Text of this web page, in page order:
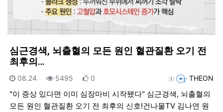
심근경색, 뇌출혈의 모든 원인 혈관질환 오기 전
최후의…
등록자THEON
등록일
08.24 조회
5495 추천
0
"이 증상 있다면 이미 심장마비 시작됐다" 심근경색, 뇌출혈의
모든 원인 혈관질환 오기 전 최후의 신호!건나물TV 김나연 원